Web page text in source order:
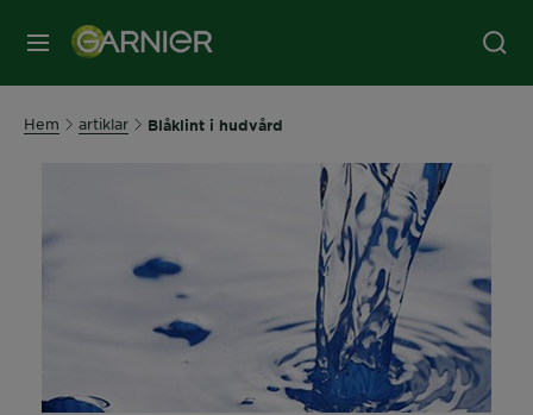
MENY
Hem artiklar Blåklint i hudvård